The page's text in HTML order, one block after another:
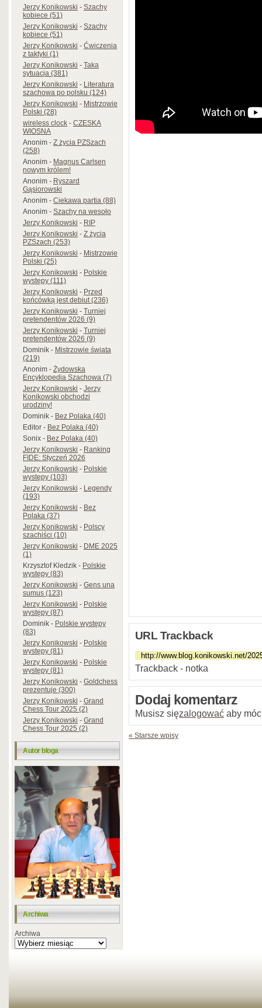
Jerzy Konikowski-Szachy
kobiece (51)
Jerzy Konikowski-Szachy
kobiece (51)
Jerzy Konikowski-Ćwiczenia
z taktyki (1)
Jerzy Konikowski-Taka
sytuacja (381)
Jerzy Konikowski-Literatura
szachowa po polsku (124)
Jerzy Konikowski-Mistrzowie
Polski (28)
wireless clock-CZESKA
WIOSNA
Anonim-Z życia PZSzach
(258)
Anonim-Magnus Carlsen
nowym królem!
Anonim-Ryszard
Gąsiorowski
Anonim-Ciekawa partia (88)
Anonim-Szachy na wesoło
Jerzy Konikowski-RIP
Jerzy Konikowski-Z życia
PZSzach (253)
Jerzy Konikowski-Mistrzowie
Polski (25)
Jerzy Konikowski-Polskie
występy (111)
Jerzy Konikowski-Przed
końcówką jest debiut (236)
Jerzy Konikowski-Turniej
pretendentów 2026 (9)
Jerzy Konikowski-Turniej
pretendentów 2026 (9)
Dominik-Mistrzowie świata
(219)
Anonim-Żydowska
Encyklopedia Szachowa (7)
Jerzy Konikowski-Jerzy
Konikowski obchodzi
urodziny!
Dominik-Bez Polaka (40)
Editor-Bez Polaka (40)
Sonix-Bez Polaka (40)
Jerzy Konikowski-Ranking
FIDE: Styczeń 2026
Jerzy Konikowski-Polskie
występy (103)
Jerzy Konikowski-Legendy
(193)
Jerzy Konikowski-Bez
Polaka (37)
Jerzy Konikowski-Polscy
szachiści (10)
Jerzy Konikowski-DME 2025
(1)
Krzysztof Kledzik-Polskie
występy (83)
Jerzy Konikowski-Gens una
sumus (123)
Jerzy Konikowski-Polskie
występy (87)
Dominik-Polskie występy
(83)
Jerzy Konikowski-Polskie
występy (81)
Jerzy Konikowski-Polskie
występy (81)
Jerzy Konikowski-Goldchess
prezentuje (300)
Jerzy Konikowski-Grand
Chess Tour 2025 (2)
Jerzy Konikowski-Grand
Chess Tour 2025 (2)
Autor bloga
Archiwa
Archiwa
URL Trackback
Trackback - notka
Dodaj komentarz
Musisz sięzalogować aby
« Starsze wpisy